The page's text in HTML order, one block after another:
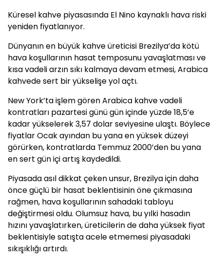
Küresel kahve piyasasında El Nino kaynaklı hava riski
yeniden fiyatlanıyor.
Dünyanın en büyük kahve üreticisi Brezilya’da kötü
hava koşullarının hasat temposunu yavaşlatması ve
kısa vadeli arzın sıkı kalmaya devam etmesi, Arabica
kahvede sert bir yükselişe yol açtı.
New York’ta işlem gören Arabica kahve vadeli
kontratları pazartesi günü gün içinde yüzde 18,5’e
kadar yükselerek 3,57 dolar seviyesine ulaştı. Böylece
fiyatlar Ocak ayından bu yana en yüksek düzeyi
görürken, kontratlarda Temmuz 2000’den bu yana
en sert gün içi artış kaydedildi.
Piyasada asıl dikkat çeken unsur, Brezilya için daha
önce güçlü bir hasat beklentisinin öne çıkmasına
rağmen, hava koşullarının sahadaki tabloyu
değiştirmesi oldu. Olumsuz hava, bu yılki hasadın
hızını yavaşlatırken, üreticilerin de daha yüksek fiyat
beklentisiyle satışta acele etmemesi piyasadaki
sıkışıklığı artırdı.